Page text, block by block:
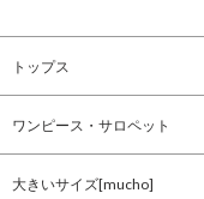
トップス
ワンピース・サロペット
大きいサイズ[mucho]